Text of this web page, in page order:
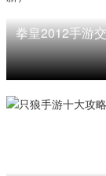
拳皇2012手游